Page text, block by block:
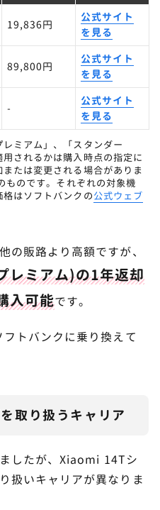
19,836円
公式サイト
を見る
89,800円
公式サイト
を見る
-
公式サイト
を見る
ミアム」、「スタンダー
されるかは購入時点の指定に
たは変更される場合がありま
ものです。それぞれの対象機
はソフトバンクの公式ウェブ
の販路より高額ですが、
レミアム)の1年返却
入可能です。
トバンクに乗り換えて
取り扱うキャリア
したが、Xiaomi 14Tシ
扱いキャリアが異なりま